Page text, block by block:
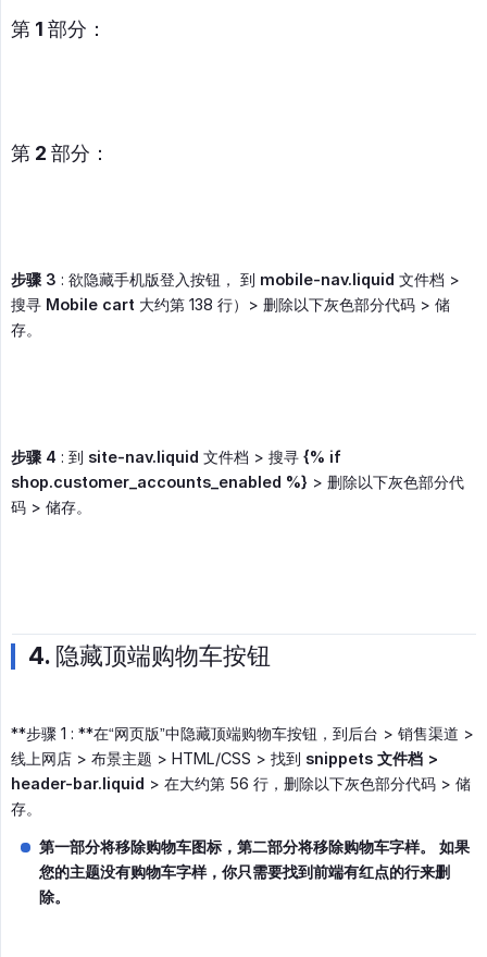
第 1 部分：
第 2 部分：
步骤 3 : 欲隐藏手机版登入按钮， 到 mobile-nav.liquid 文件档 >
搜寻 Mobile cart 大约第 138 行）> 删除以下灰色部分代码 > 储
存。
步骤 4 : 到 site-nav.liquid 文件档 > 搜寻 {% if
shop.customer_accounts_enabled %} > 删除以下灰色部分代
码 > 储存。
4. 隐藏顶端购物车按钮
**步骤 1 : **在“网页版”中隐藏顶端购物车按钮，到后台 > 销售渠道 >
线上网店 > 布景主题 > HTML/CSS > 找到 snippets 文件档 >
header-bar.liquid > 在大约第 56 行，删除以下灰色部分代码 > 储
存。
第一部分将移除购物车图标，第二部分将移除购物车字样。 如果
您的主题没有购物车字样，你只需要找到前端有红点的行来删
除。